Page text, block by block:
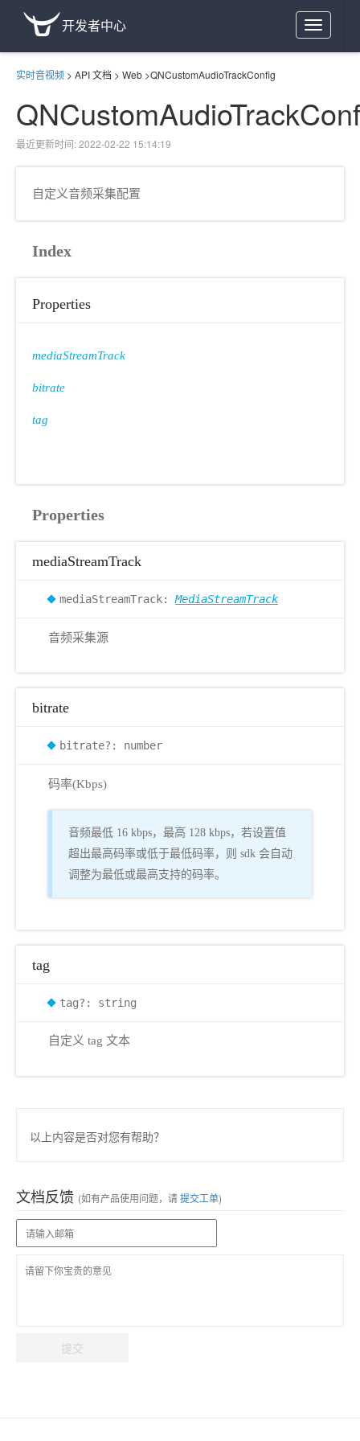
Toggle
navigation
开发者中心
实时音视频 > API 文档 > Web >QNCustomAudioTrackConfig
最近更新时间: 2022-02-22 15:14:19
自定义音频采集配置
Index
Properties
mediaStreamTrack
bitrate
tag
Properties
mediaStreamTrack
mediaStreamTrack:MediaStreamTrack
音频采集源
bitrate
bitrate?: number
码率(Kbps)
音频最低 16 kbps，最高 128 kbps，若设置值
超出最高码率或低于最低码率，则 sdk 会自动
调整为最低或最高支持的码率。
tag
tag?: string
自定义 tag 文本
以上内容是否对您有帮助？
文档反馈 (如有产品使用问题，请提交工单)
提交